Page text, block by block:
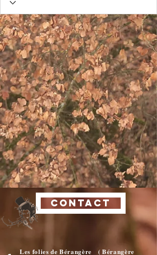
CONTACT
Les folies de Bérangère ( Bérangère